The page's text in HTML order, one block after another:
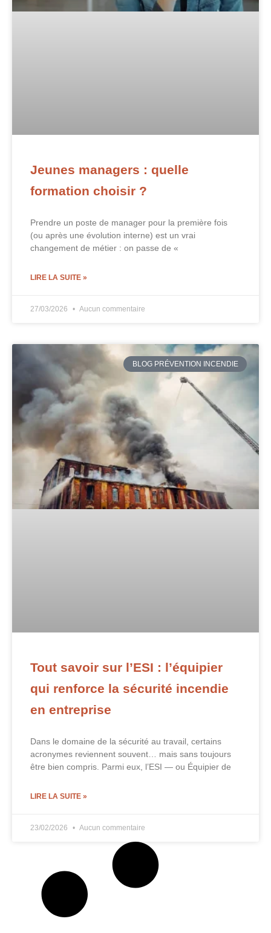
Jeunes managers : quelle
formation choisir ?
Prendre un poste de manager pour la première fois
(ou après une évolution interne) est un vrai
changement de métier : on passe de «
LIRE LA SUITE »
27/03/2026 Aucun commentaire
BLOG PRÉVENTION INCENDIE
Tout savoir sur l’ESI : l’équipier
qui renforce la sécurité incendie
en entreprise
Dans le domaine de la sécurité au travail, certains
acronymes reviennent souvent… mais sans toujours
être bien compris. Parmi eux, l’ESI — ou Équipier de
LIRE LA SUITE »
23/02/2026 Aucun commentaire